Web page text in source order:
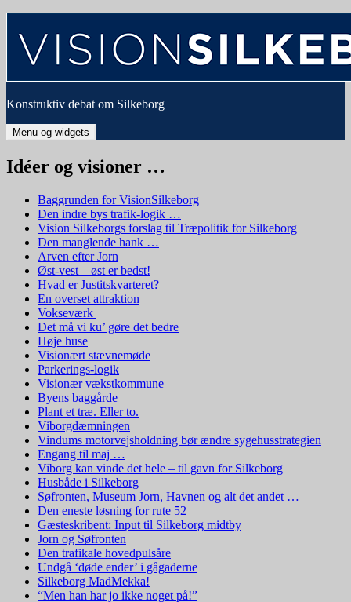
indhold
Konstruktiv debat om Silkeborg
Menu og widgets
Idéer og visioner …
Baggrunden for VisionSilkeborg
Den indre bys trafik-logik …
Vision Silkeborgs forslag til Træpolitik for Silkeborg
Den manglende hank …
Arven efter Jorn
Øst-vest – øst er bedst!
Hvad er Justitskvarteret?
En overset attraktion
Vokseværk
Det må vi ku’ gøre det bedre
Høje huse
Visionært stævnemøde
Parkerings-logik
Visionær vækstkommune
Byens baggårde
Plant et træ. Eller to.
Viborgdæmningen
Vindums motorvejsholdning bør ændre sygehusstrategien
Engang til maj …
Viborg kan vinde det hele – til gavn for Silkeborg
Husbåde i Silkeborg
Søfronten, Museum Jorn, Havnen og alt det andet …
Den eneste løsning for rute 52
Gæsteskribent: Input til Silkeborg midtby
Jorn og Søfronten
Den trafikale hovedpulsåre
Undgå ‘døde ender’ i gågaderne
Silkeborg MadMekka!
“Men han har jo ikke noget på!”